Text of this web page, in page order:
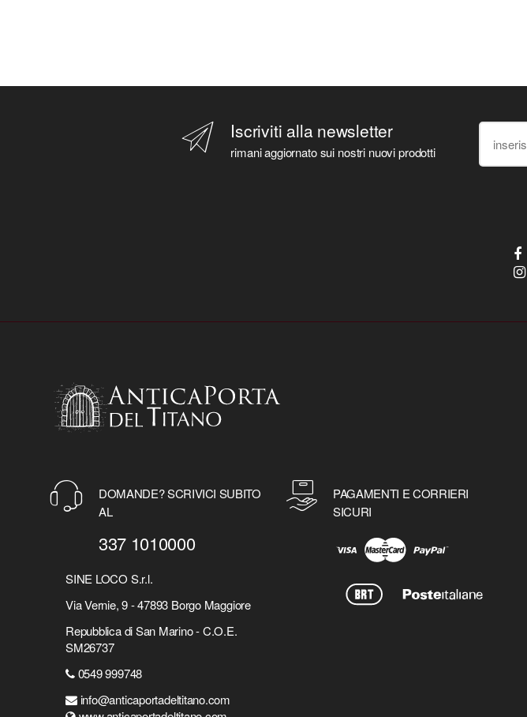
Iscriviti alla newsletter
rimani aggiornato sui nostri nuovi prodotti
DOMANDE? SCRIVICI SUBITO
AL
337 1010000
SINE LOCO S.r.l.
Via Vernie, 9 - 47893 Borgo Maggiore
Repubblica di San Marino - C.O.E.
SM26737
0549 999748
info@anticaportadeltitano.com
PAGAMENTI E CORRIERI
SICURI